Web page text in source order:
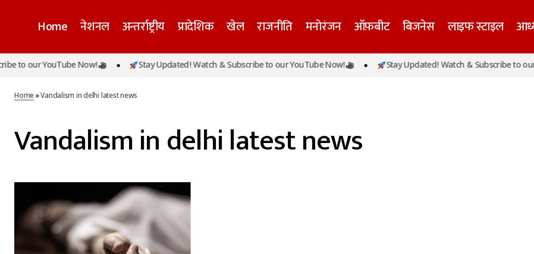
Home नेशनल अन्तर्राष्ट्रीय प्रादेशिक खेल राजनीति मनोरंजन ऑफ़बीट बिजनेस लाइफ स्टाइल
to our YouTube Now! Stay Updated! Watch & Subscribe to our YouTube Now! Stay Updated! Watch & Subscribe to our
Home»Vandalism in delhi latest news
Vandalism in delhi latest news